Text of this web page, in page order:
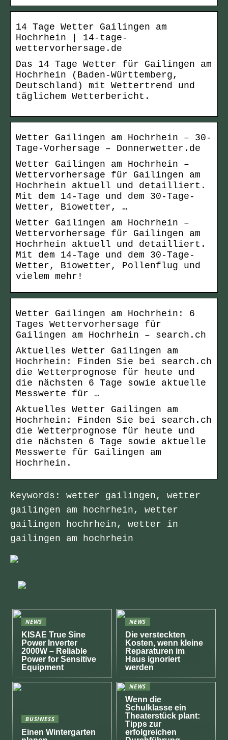
14 Tage Wetter Gailingen am
Hochrhein | 14-tage-
wettervorhersage.de
Das 14 Tage Wetter für Gailingen am
Hochrhein (Baden-Württemberg,
Deutschland) mit Wettertrend und
täglichem Wetterbericht.
Wetter Gailingen am Hochrhein – 30-
Tage-Vorhersage – Donnerwetter.de
Wetter Gailingen am Hochrhein –
Wettervorhersage für Gailingen am
Hochrhein aktuell und detailliert.
Mit dem 14-Tage und dem 30-Tage-
Wetter, Biowetter, …
Wetter Gailingen am Hochrhein –
Wettervorhersage für Gailingen am
Hochrhein aktuell und detailliert.
Mit dem 14-Tage und dem 30-Tage-
Wetter, Biowetter, Pollenflug und
vielem mehr!
Wetter Gailingen am Hochrhein: 6
Tages Wettervorhersage für
Gailingen am Hochrhein – search.ch
Aktuelles Wetter Gailingen am
Hochrhein: Finden Sie bei search.ch
die Wetterprognose für heute und
die nächsten 6 Tage sowie aktuelle
Messwerte für …
Aktuelles Wetter Gailingen am
Hochrhein: Finden Sie bei search.ch
die Wetterprognose für heute und
die nächsten 6 Tage sowie aktuelle
Messwerte für Gailingen am
Hochrhein.
Keywords: wetter gailingen, wetter
gailingen am hochrhein, wetter
gailingen hochrhein, wetter in
gailingen am hochrhein
NEWS
KISAE True Sine
Power Inverter
2000W – Reliable
Power for Sensitive
Equipment
NEWS
Die versteckten
Kosten, wenn kleine
Reparaturen im
Haus ignoriert
werden
BUSINESS
Einen Wintergarten
NEWS
Wenn die
Schulklasse ein
Theaterstück plant:
Tipps zur
erfolgreichen